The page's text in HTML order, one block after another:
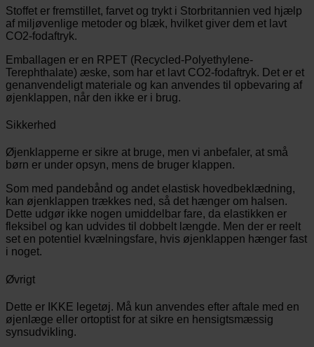
Stoffet er fremstillet, farvet og trykt i Storbritannien ved hjælp
af miljøvenlige metoder og blæk, hvilket giver dem et lavt
CO2-fodaftryk.
Emballagen er en RPET (Recycled-Polyethylene-
Terephthalate) æske, som har et lavt CO2-fodaftryk. Det er et
genanvendeligt materiale og kan anvendes til opbevaring af
øjenklappen, når den ikke er i brug.
Sikkerhed
Øjenklapperne er sikre at bruge, men vi anbefaler, at små
børn er under opsyn, mens de bruger klappen.
Som med pandebånd og andet elastisk hovedbeklædning,
kan øjenklappen trækkes ned, så det hænger om halsen.
Dette udgør ikke nogen umiddelbar fare, da elastikken er
fleksibel og kan udvides til dobbelt længde. Men der er reelt
set en potentiel kvælningsfare, hvis øjenklappen hænger fast
i noget.
Øvrigt
Dette er IKKE legetøj. Må kun anvendes efter aftale med en
øjenlæge eller ortoptist for at sikre en hensigtsmæssig
synsudvikling.